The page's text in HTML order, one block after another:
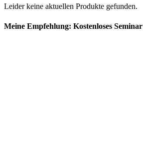
Leider keine aktuellen Produkte gefunden.
Meine Empfehlung: Kostenloses Seminar